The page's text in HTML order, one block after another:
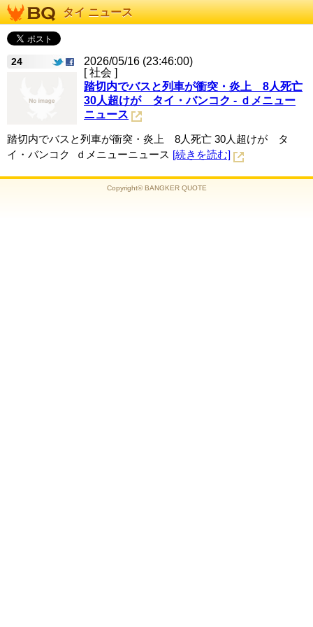
タイ ニュース
24
2026/05/16 (23:46:00)
[ 社会 ]
踏切内でバスと列車が衝突・炎上 8人死亡
30人超けが タイ・バンコク - ｄメニュー
ニュース
踏切内でバスと列車が衝突・炎上 8人死亡 30人超けが タ
イ・バンコク ｄメニューニュース [続きを読む]
Copyright© BANGKER QUOTE